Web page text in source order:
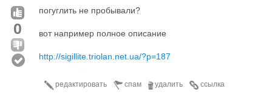
0
погуглить не пробывали?
вот например полное описание
http://sigillite.triolan.net.ua/?p=187
ссылка
удалить
спам
редактировать